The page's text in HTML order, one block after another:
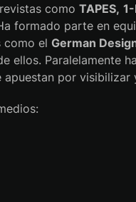
como TAPES, 1-
formado parte en
como el German
ellos. Paralelamente
apuestan por